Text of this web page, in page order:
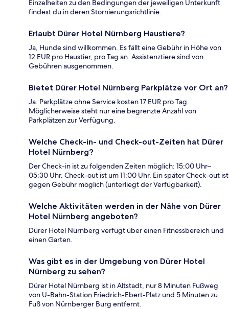
Einzelheiten zu den Bedingungen der jeweiligen Unterkunft
findest du in deren Stornierungsrichtlinie.
Erlaubt Dürer Hotel Nürnberg Haustiere?
Ja, Hunde sind willkommen. Es fällt eine Gebühr in Höhe von
12 EUR pro Haustier, pro Tag an. Assistenztiere sind von
Gebühren ausgenommen.
Bietet Dürer Hotel Nürnberg Parkplätze vor Ort an?
Ja. Parkplätze ohne Service kosten 17 EUR pro Tag.
Möglicherweise steht nur eine begrenzte Anzahl von
Parkplätzen zur Verfügung.
Welche Check-in- und Check-out-Zeiten hat Dürer
Hotel Nürnberg?
Der Check-in ist zu folgenden Zeiten möglich: 15:00 Uhr–
05:30 Uhr. Check-out ist um 11:00 Uhr. Ein später Check-out ist
gegen Gebühr möglich (unterliegt der Verfügbarkeit).
Welche Aktivitäten werden in der Nähe von Dürer
Hotel Nürnberg angeboten?
Dürer Hotel Nürnberg verfügt über einen Fitnessbereich und
einen Garten.
Was gibt es in der Umgebung von Dürer Hotel
Nürnberg zu sehen?
Dürer Hotel Nürnberg ist in Altstadt, nur 8 Minuten Fußweg
von U-Bahn-Station Friedrich-Ebert-Platz und 5 Minuten zu
Fuß von Nürnberger Burg entfernt.